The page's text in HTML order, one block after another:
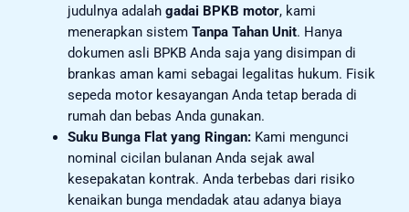
judulnya adalah gadai BPKB motor, kami
menerapkan sistem Tanpa Tahan Unit. Hanya
dokumen asli BPKB Anda saja yang disimpan di
brankas aman kami sebagai legalitas hukum. Fisik
sepeda motor kesayangan Anda tetap berada di
rumah dan bebas Anda gunakan.
Suku Bunga Flat yang Ringan:Kami mengunci
nominal cicilan bulanan Anda sejak awal
kesepakatan kontrak. Anda terbebas dari risiko
kenaikan bunga mendadak atau adanya biaya